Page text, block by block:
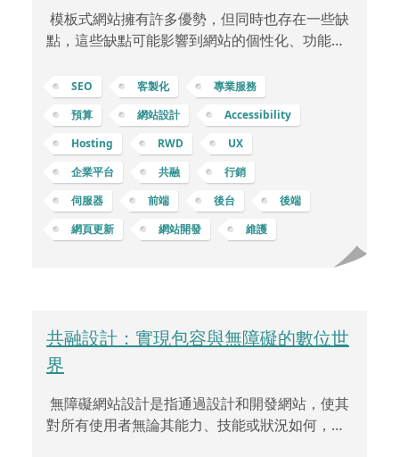
模板式網站擁有許多優勢，但同時也存在一些缺
點，這些缺點可能影響到網站的個性化、功能性
可能會受限於樣式和配置的固定模板，因此在設
計上缺乏獨特性，難以突顯獨特的品牌風格和形
象。限制自定義功能：雖然許多模板提供了一些
基本功能，但當企業或個人需要特定的功能時，
模板的靈活性和自定義能力可能會受到限制。可
能存在性能問題：一些模板可能包含大量不必要
的代碼或功能，導致網站載入速度變慢，這可能
會影響使用者體驗和搜尋引擎排名。更新和支援
SEO 客製化
專業服務
預算
網站設計
Accessibility
Hosting
RWD
UX
企業平台
共融
行銷
伺服器
前端 後台
後端
網頁更新
網站開發 維護
共融設計：實現包容與無障礙的數位世
界
無障礙網站設計是指通過設計和開發網站，使其
對所有使用者無論其能力、技能或狀況如何，都